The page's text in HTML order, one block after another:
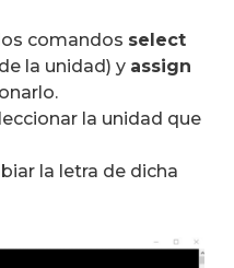
comandos select
la unidad) y assign
la unidad que
la letra de dicha